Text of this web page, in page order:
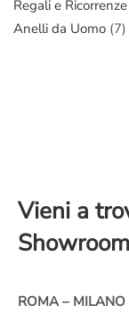
Regali e Ricorrenze
Anelli da Uomo (7)
Vieni a
Showroom
ROMA – MILANO